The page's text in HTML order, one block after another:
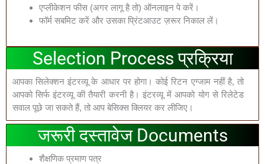
एप्लीकेशन फीस (अगर लागू है तो) ऑनलाइन पे करें।
फॉर्म सबमिट करें और उसका प्रिंटआउट ज़रूर निकाल लें।
Selection Process प्रक्रिया
आपका सिलेक्शन इंटरव्यू के आधार पर होगा। कोई रिटन एग्जाम नहीं है, तो
आपको सिर्फ इंटरव्यू की तैयारी करनी है। इंटरव्यू में आपको योग से रिलेटेड
सवाल पूछे जा सकते हैं, तो आप बेसिक्स क्लियर कर लीजिए।
जरूरी दस्तावेज Documents
शैक्षणिक प्रमाण पत्र